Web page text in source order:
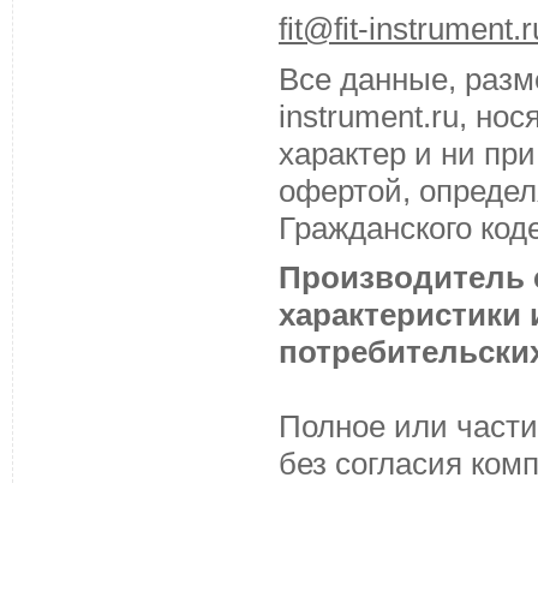
fit@fit-
Все данные,
instrument.ru,
характер и ни
офертой,
Гражданского
Производитель
Полное или
без согласия